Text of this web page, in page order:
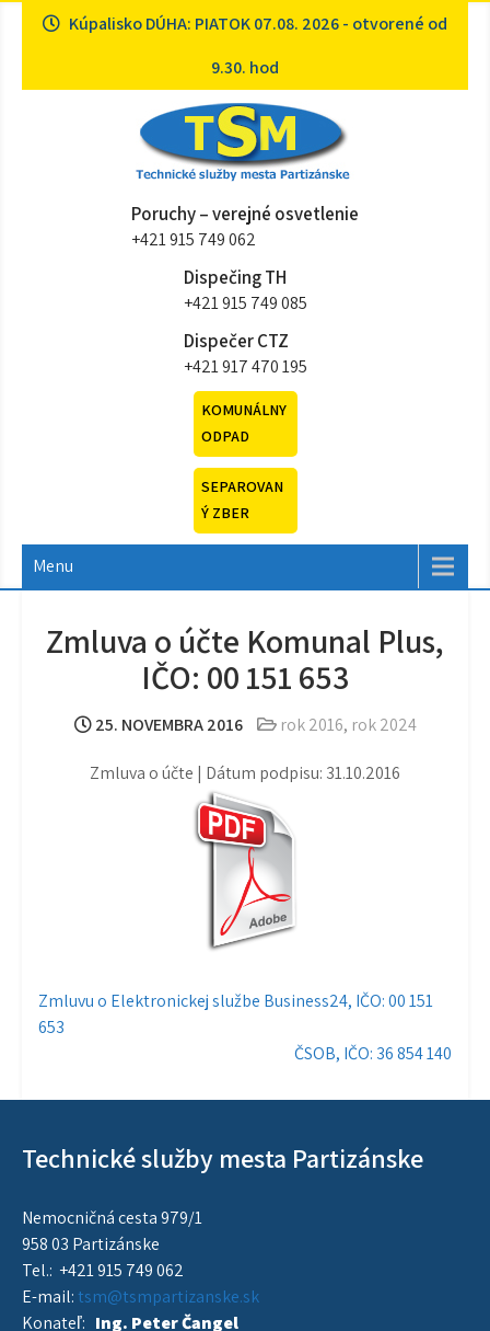
Kúpalisko DÚHA: PIATOK 07.08. 2026 - otvorené od
9.30. hod
Technické služby mesta
Partizánske
Sme tu pre vásPoruchy – verejné osvetlenie
+421 915 749 062
Dispečing TH
+421 915 749 085
Dispečer CTZ
+421 917 470 195
KOMUNÁLNY
ODPAD
SEPAROVAN
Ý ZBER
Menu
Zmluva o účte Komunal Plus,
IČO: 00 151 653
25. NOVEMBRA 2016 rok 2016, rok 2024
Zmluva o účte | Dátum podpisu: 31.10.2016
Navigácia
v
článku
Zmluvu o Elektronickej službe Business24, IČO: 00 151
653
ČSOB, IČO: 36 854 140
Technické služby mesta Partizánske
Nemocničná cesta 979/1
958 03 Partizánske
Tel.: +421 915 749 062
E-mail:tsm@tsmpartizanske.sk
Konateľ: Ing. Peter Čangel